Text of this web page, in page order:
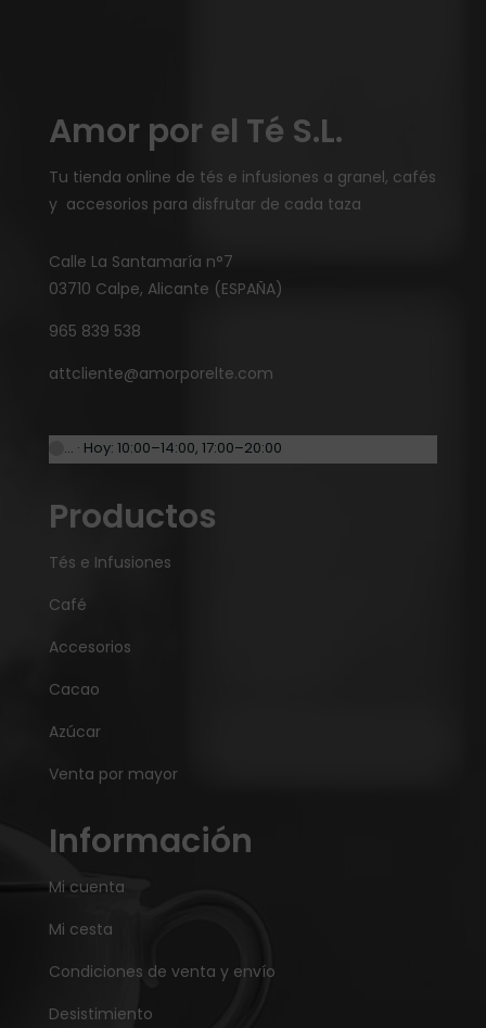
Amor por el Té S.L.
Tu tienda online de tés e infusiones a granel, cafés
y accesorios para disfrutar de cada taza
Calle La Santamaría n°7
03710 Calpe, Alicante (ESPAÑA)
965 839 538
attcliente@amorporelte.com
… · Hoy: 10:00–14:00, 17:00–20:00
Productos
Tés e Infusiones
Café
Accesorios
Cacao
Azúcar
Venta por mayor
Información
Mi cuenta
Mi cesta
Condiciones de venta y envío
Desistimiento